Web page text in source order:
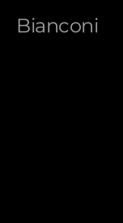
Bianconi